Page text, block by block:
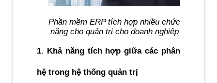
Phần mềm ERP tích hợp nhiều chức
năng cho quản trị cho doanh nghiệp
1. Khả năng tích hợp giữa các phân
hệ trong hệ thống quản trị